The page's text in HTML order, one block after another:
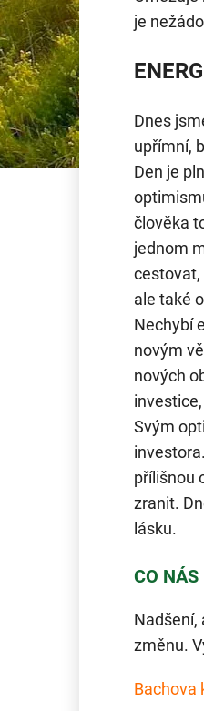
je
Dnes
upřímní,
Den je
člověka
jednom
cestovat,
ale také
Nechybí
novým
nových
Svým
přílišnou
zranit.
lásku.
CO NÁS
Nadšení,
změnu.
Bachova